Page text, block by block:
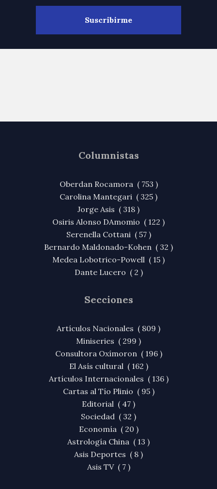
Columnistas
Oberdan Rocamora ( 753 )
Carolina Mantegari ( 325 )
Jorge Asis ( 318 )
Osiris Alonso DAmomio ( 122 )
Serenella Cottani ( 57 )
Bernardo Maldonado-Kohen ( 32 )
Medea Lobotrico-Powell ( 15 )
Dante Lucero ( 2 )
Secciones
Artículos Nacionales ( 809 )
Miniseries ( 299 )
Consultora Oxímoron ( 196 )
El Asís cultural ( 162 )
Artículos Internacionales ( 136 )
Cartas al Tío Plinio ( 95 )
Editorial ( 47 )
Sociedad ( 32 )
Economía ( 20 )
Astrología China ( 13 )
Asis Deportes ( 8 )
Asis TV ( 7 )